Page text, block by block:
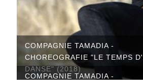
COMPAGNIE TAMADIA -
CHOREOGRAFIE "LE TEMPS
DANSE" (2018)
COMPAGNIE TAMADIA -